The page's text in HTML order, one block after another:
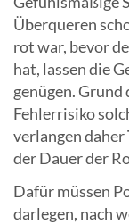
Überqueren
rot war, bevor
hat, lassen die
genügen. Grund
Fehlerrisiko
verlangen daher
der Dauer der
Dafür müssen
darlegen, nach